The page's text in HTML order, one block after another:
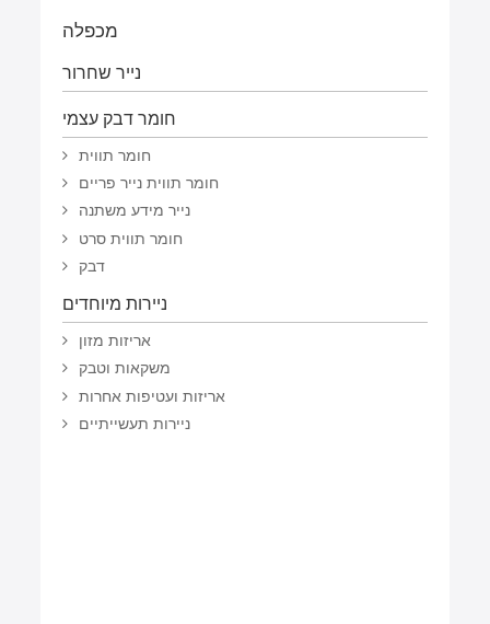
מכפלה
נייר שחרור
חומר דבק עצמי
חומר תווית
חומר תווית נייר פריים
נייר מידע משתנה
חומר תווית סרט
דבק
ניירות מיוחדים
אריזות מזון
משקאות וטבק
אריזות ועטיפות אחרות
ניירות תעשייתיים